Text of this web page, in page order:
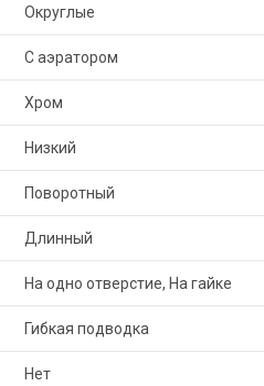
Округлые
С аэратором
Хром
Низкий
Поворотный
Длинный
На одно отверстие, На гайке
Гибкая подводка
Нет